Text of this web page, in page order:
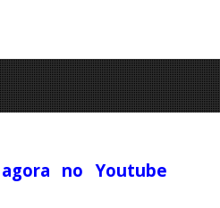
no Youtube